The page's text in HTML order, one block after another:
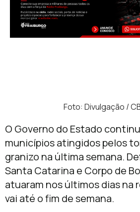
Foto: Divulgação /
O Governo do Estado
municípios atingidos pelos
granizo na última semana.
Santa Catarina e Corpo de
atuaram nos últimos dias na
vai até o fim de semana.